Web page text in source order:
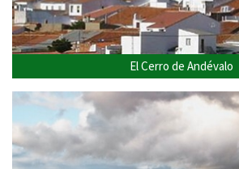
El Cerro de Andévalo